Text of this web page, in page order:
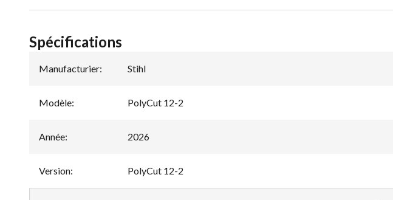
Spécifications
Manufacturier: Stihl
Modèle: PolyCut 12-2
Année: 2026
Version: PolyCut 12-2